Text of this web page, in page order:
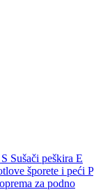
S Sušači peškira E
šporete i peći P
za podno